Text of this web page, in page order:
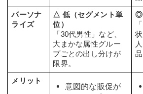
パーソナ
ライズ
△ 低（セグメント単
位）
「30代男性」など、
大まかな属性グルー
プごとの出し分けが
限界。
◎
メリット
意図的な販促が